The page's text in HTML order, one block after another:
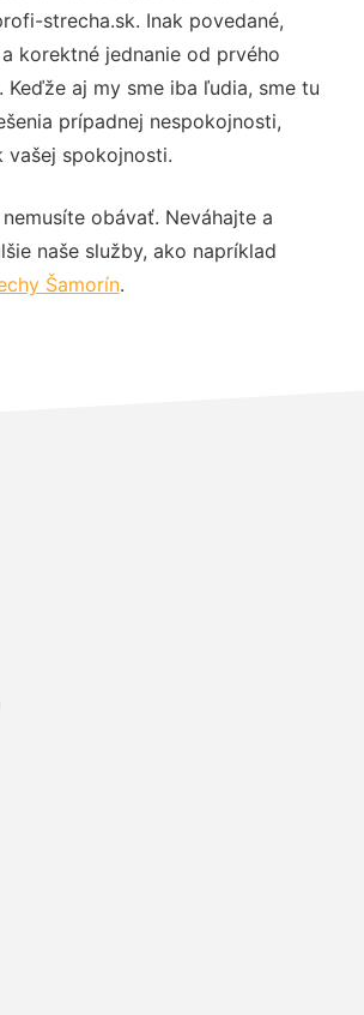
strecha.sk. Inak povedané,
korektné jednanie od prvého
aj my sme iba ľudia, sme tu
prípadnej nespokojnosti,
vašej spokojnosti.
obávať. Neváhajte a
naše služby, ako napríklad
Šamorín.